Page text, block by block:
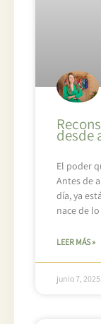
desde
El poder
Antes de
día, ya
nace de lo
LEER MÁS »
junio 7, 2025